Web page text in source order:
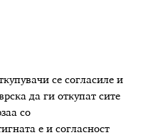
се согласиле и
да ги откупат сите
со
е и согласност